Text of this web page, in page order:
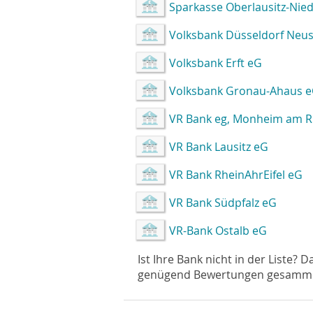
Sparkasse Oberlausitz-
Volksbank Düsseldorf
Volksbank Erft eG
Volksbank Gronau-Ahaus
VR Bank eg, Monheim am
VR Bank Lausitz eG
VR Bank RheinAhrEifel eG
VR Bank Südpfalz eG
VR-Bank Ostalb eG
Ist Ihre Bank nicht in der Liste?
genügend Bewertungen